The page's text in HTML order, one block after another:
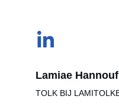
Lamiae Hannouf
TOLK BIJ